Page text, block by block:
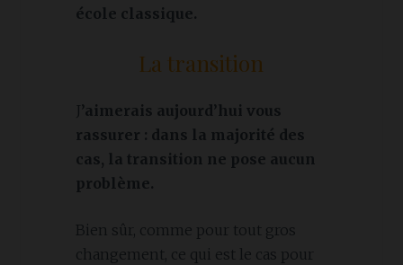
école classique.
La transition
J ’aimerais aujourd’hui vous
rassurer : dans la majorité des
cas, la transition ne pose aucun
problème.
Bien sûr, comme pour tout gros
changement, ce qui est le cas pour